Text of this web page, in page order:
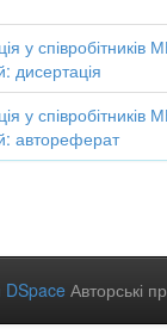
у співробітників
дисертація
у співробітників
автореферат
DSpace Авторські